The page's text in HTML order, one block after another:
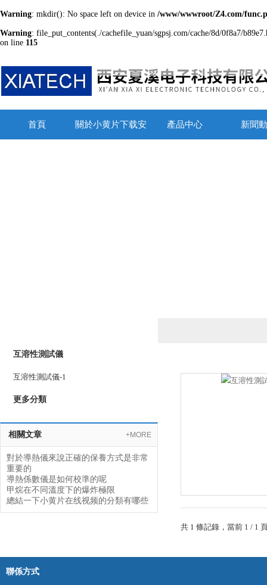
Warning: mkdir(): No space left on device in /www/wwwroot/Z4.com/
Warning: file_put_contents(./cachefile_yuan/sgpsj.com/cache/8d/0f8a7/
on line 115
首頁 關於小黄片下载安 產品中心 新聞
互溶性測試儀
互溶性測試儀-1
更多分類
相關文章 +MORE
對於導熱儀來說正確的保養方式是非常
重要的
導熱係數儀是如何校準的呢
甲烷在不同溫度下的爆炸極限
總結一下小黄片在线视频的分類有哪些
共 1 條記錄，當前 1 / 1
聯係方式